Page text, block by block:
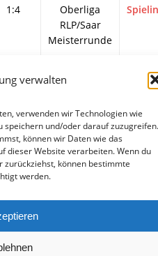
verwalten
verwenden wir Technologien wie
speichern und/oder darauf zuzugreifen.
können wir Daten wie das
dieser Website verarbeiten. Wenn du
können bestimmte
werden.
1:4
Oberliga
RLP/Saar
Meisterrunde
Rheinland-
Pfalz/Saar
Worms